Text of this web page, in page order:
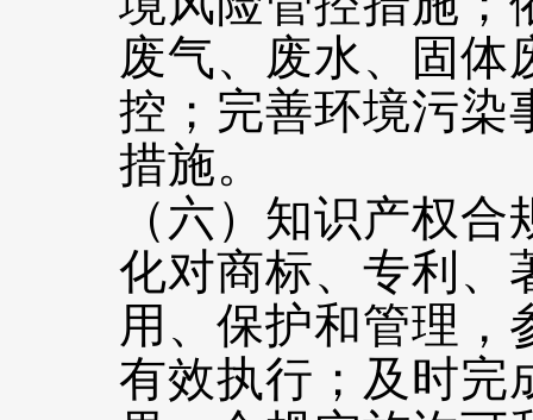
废气、废水、固体
控；完善环境污染
措施。
（六）知识产权
化对商标、专利、
用、保护和管理，
有效执行；及时完